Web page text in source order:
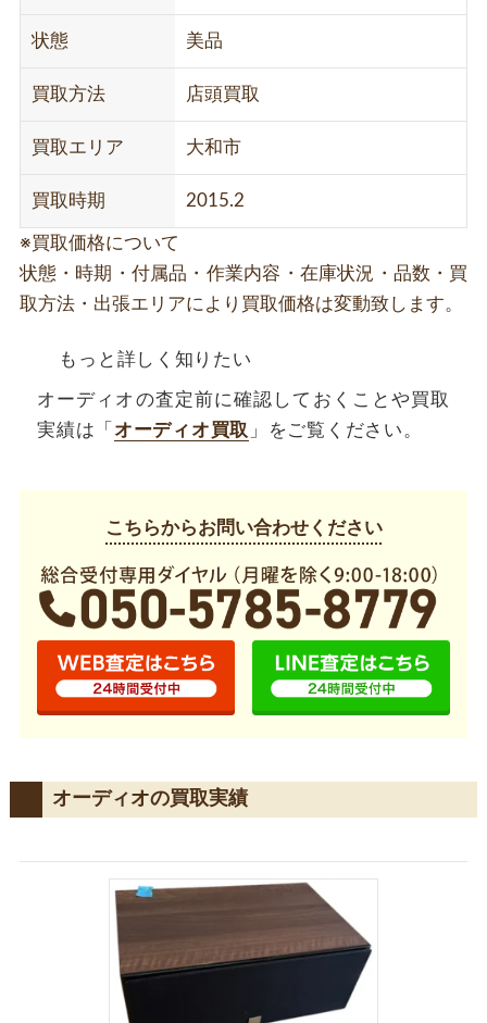
状態 美品
買取方法 店頭買取
買取エリア 大和市
買取時期 2015.2
※買取価格について
状態・時期・付属品・作業内容・在庫状況・品数・買
取方法・出張エリアにより買取価格は変動致します。
もっと詳しく知りたい
オーディオの査定前に確認しておくことや買取
実績は「 オーディオ買取 」をご覧ください。
こちらからお問い合わせください
オーディオの買取実績